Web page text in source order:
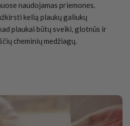
naudojamas priemones.
kelią plaukų galiukų
plaukai būtų sveiki, glotnūs ir
cheminių medžiagų.